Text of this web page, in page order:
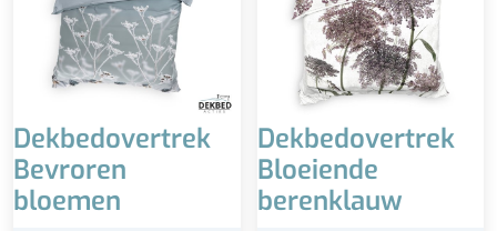
Dekbedovertrek
Bevroren
bloemen
Dekbedovertrek
Bloeiende
berenklauw